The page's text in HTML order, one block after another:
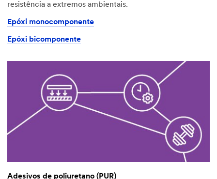
resistência a extremos ambientais.
Epóxi monocomponente
Epóxi bicomponente
Adesivos de poliuretano (PUR)